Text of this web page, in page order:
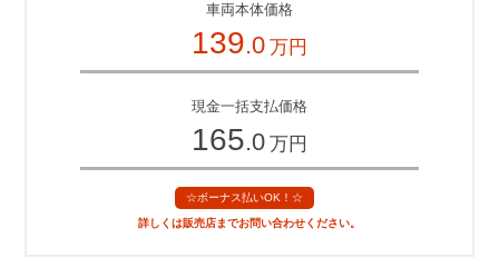
車両本体価格
139.0 万円
現金一括支払価格
165.0 万円
☆ボーナス払いOK！☆
詳しくは販売店までお問い合わせください。